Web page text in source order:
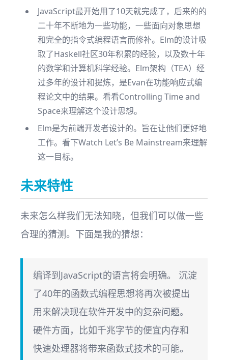
JavaScript最开始用了10天就完成了，后来的的
二十年不断地为一些功能，一些面向对象思想
和完全的指令式编程语言而修补。Elm的设计吸
取了Haskell社区30年积累的经验，以及数十年
的数学和计算机科学经验。Elm架构（TEA）经
过多年的设计和提炼，是Evan在功能响应式编
程论文中的结果。看看Controlling Time and
Space来理解这个设计思想。
Elm是为前端开发者设计的。旨在让他们更好地
工作。看下Watch Let’s Be Mainstream来理解
这一目标。
未来特性
未来怎么样我们无法知晓，但我们可以做一些
合理的猜测。下面是我的猜想：
编译到JavaScript的语言将会明确。 沉淀
了40年的函数式编程思想将再次被提出
用来解决现在软件开发中的复杂问题。
硬件方面，比如千兆字节的便宜内存和
快速处理器将带来函数式技术的可能。